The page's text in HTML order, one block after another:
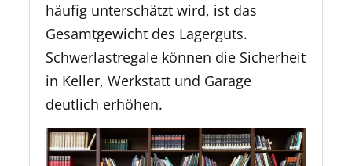
häufig unterschätzt wird, ist das
Gesamtgewicht des Lagerguts.
Schwerlastregale können die Sicherheit
in Keller, Werkstatt und Garage
deutlich erhöhen.